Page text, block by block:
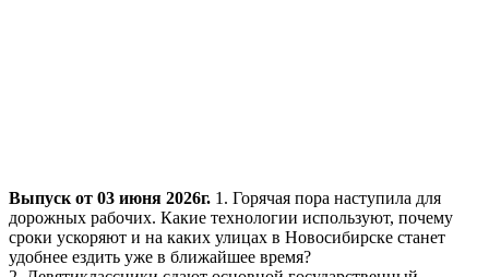
Выпуск от 03 июня 2026г. 1. Горячая пора наступила для
дорожных рабочих. Какие технологии используют, почему
сроки ускоряют и на каких улицах в Новосибирске станет
удобнее ездить уже в ближайшее время?